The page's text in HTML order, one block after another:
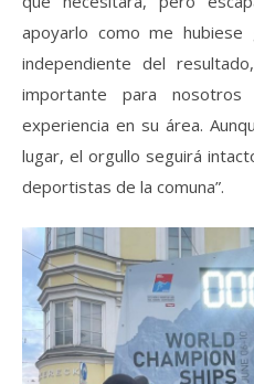
apoyarlo como me
independiente del
importante para
experiencia en su área.
lugar, el orgullo seguirá
deportistas de la comuna”.